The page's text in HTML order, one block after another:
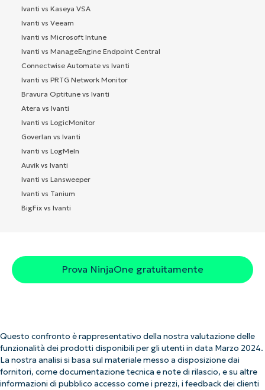
Ivanti vs Kaseya VSA
Ivanti vs Veeam
Ivanti vs Microsoft Intune
Ivanti vs ManageEngine Endpoint Central
Connectwise Automate vs Ivanti
Ivanti vs PRTG Network Monitor
Bravura Optitune vs Ivanti
Atera vs Ivanti
Ivanti vs LogicMonitor
Goverlan vs Ivanti
Ivanti vs LogMeIn
Auvik vs Ivanti
Ivanti vs Lansweeper
Ivanti vs Tanium
BigFix vs Ivanti
Prova NinjaOne gratuitamente
Questo confronto è rappresentativo della nostra valutazione delle
funzionalità dei prodotti disponibili per gli utenti in data Marzo 2024.
La nostra analisi si basa sul materiale messo a disposizione dai
fornitori, come documentazione tecnica e note di rilascio, e su altre
informazioni di pubblico accesso come i prezzi, i feedback dei clienti